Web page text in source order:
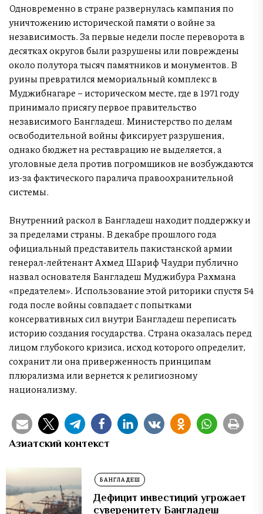
Одновременно в стране развернулась кампания по
уничтожению исторической памяти о войне за
независимость. За первые недели после переворота в
десятках округов были разрушены или повреждены
около полутора тысяч памятников и монументов. В
руины превратился мемориальный комплекс в
Муджибнагаре – историческом месте, где в 1971 году
принимало присягу первое правительство
независимого Бангладеш. Министерство по делам
освободительной войны фиксирует разрушения,
однако бюджет на реставрацию не выделяется, а
уголовные дела против погромщиков не возбуждаются
из-за фактического паралича правоохранительной
системы.
Внутренний раскол в Бангладеш находит поддержку и
за пределами страны. В декабре прошлого года
официальный представитель пакистанской армии
генерал-лейтенант Ахмед Шариф Чаудри публично
назвал основателя Бангладеш Муджибура Рахмана
«предателем». Использование этой риторики спустя 54
года после войны совпадает с попытками
консервативных сил внутри Бангладеш переписать
историю создания государства. Страна оказалась перед
лицом глубокого кризиса, исход которого определит,
сохранит ли она приверженность принципам
плюрализма или вернется к религиозному
национализму.
Азиатский контекст
БАНГЛАДЕШ
Дефицит инвестиций угрожает
суверенитету Бангладеш